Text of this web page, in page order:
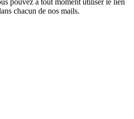
pouvez à tout moment utiliser le lien
chacun de nos mails.